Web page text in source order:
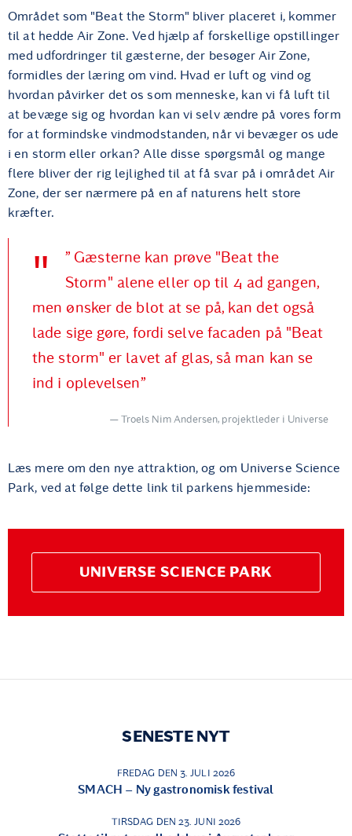
Området som "Beat the Storm" bliver placeret i, kommer
til at hedde Air Zone. Ved hjælp af forskellige opstillinger
med udfordringer til gæsterne, der besøger Air Zone,
formidles der læring om vind. Hvad er luft og vind og
hvordan påvirker det os som menneske, kan vi få luft til
at bevæge sig og hvordan kan vi selv ændre på vores form
for at formindske vindmodstanden, når vi bevæger os ude
i en storm eller orkan? Alle disse spørgsmål og mange
flere bliver der rig lejlighed til at få svar på i området Air
Zone, der ser nærmere på en af naturens helt store
kræfter.
” Gæsterne kan prøve "Beat the
Storm" alene eller op til 4 ad gangen,
men ønsker de blot at se på, kan det også
lade sige gøre, fordi selve facaden på "Beat
the storm" er lavet af glas, så man kan se
ind i oplevelsen”
Troels Nim Andersen, projektleder i Universe
Læs mere om den nye attraktion, og om Universe Science
Park, ved at følge dette link til parkens hjemmeside:
UNIVERSE SCIENCE PARK
SENESTE NYT
FREDAG DEN 3. JULI 2026
SMACH – Ny gastronomisk festival
TIRSDAG DEN 23. JUNI 2026